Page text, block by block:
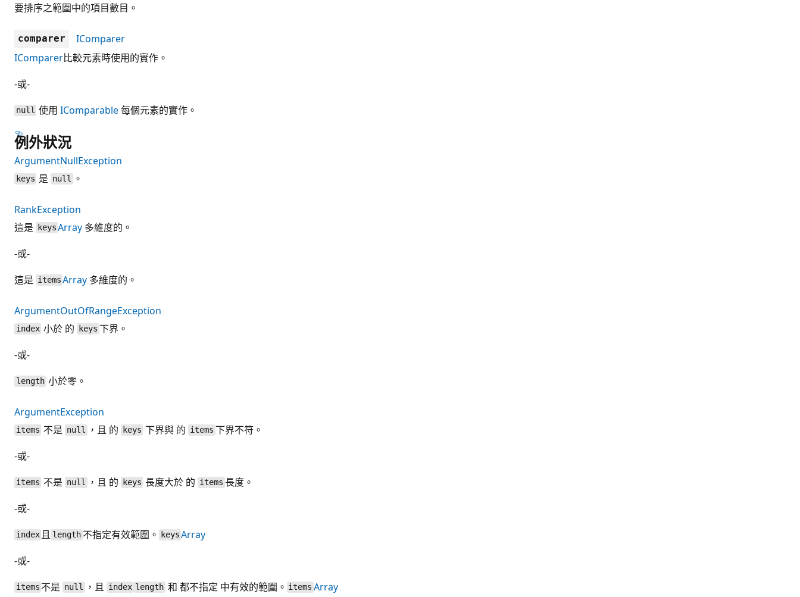
要排序之範圍中的項目數目。
comparer
IComparer
IComparer比較元素時使用的實作。
-或-
null 使用IComparable每個元素的實作。
例外狀況
ArgumentNullException
keys 是 null 。
RankException
這是
keys Array 多維度的。
-或-
這是 items Array 多維度的。
ArgumentOutOfRangeException
index 小於 的 keys 下界。
-或-
length 小於零。
ArgumentException
items 不是 null ，且 的 keys 下界與 的 items 下界不符。
-或-
items 不是 null ，且 的 keys 長度大於 的 items 長度。
-或-
index 且 length 不指定有效範圍。 keys Array
-或-
items 不是 null ，且 index length 和 都不指定 中有效的範圍。 items Array